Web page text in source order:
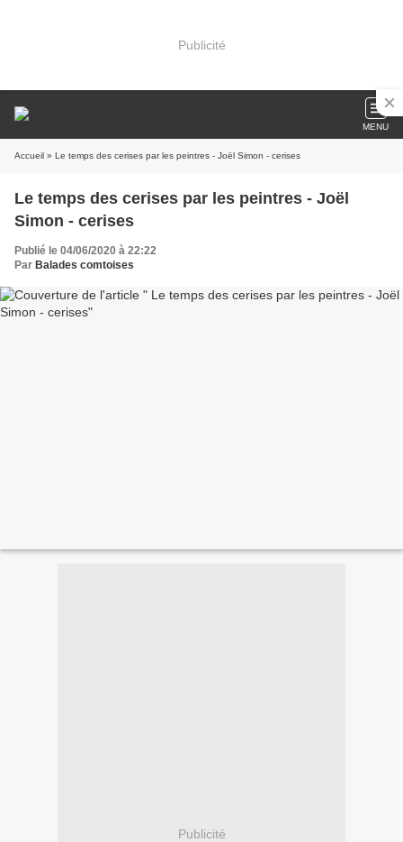
Publicité
MENU
Accueil » Le temps des cerises par les peintres - Joël Simon - cerises
Le temps des cerises par les peintres - Joël
Simon - cerises
Publié le 04/06/2020 à 22:22
Par Balades comtoises
Publicité